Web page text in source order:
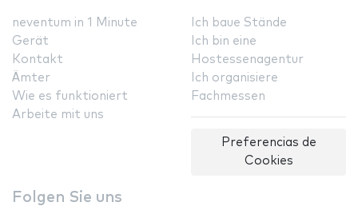
neventum in 1 Minute
Gerät
Kontakt
Ämter
Wie es funktioniert
Arbeite mit uns
Ich baue Stände
Ich bin eine
Hostessenagentur
Ich organisiere
Fachmessen
Preferencias de
Cookies
Folgen Sie uns